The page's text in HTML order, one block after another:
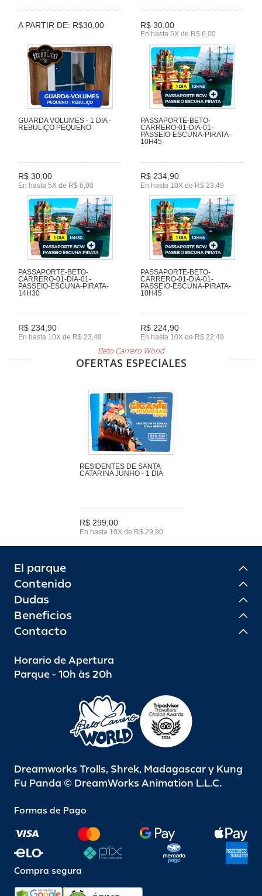
A PARTIR DE: R$30,00 R$ 30,00
En hasta 5X de R$ 6,00
GUARDA VOLUMES - 1 DIA -
REBULIÇO PEQUENO
R$ 30,00
En hasta 5X de R$ 6,00
PASSAPORTE-BETO-
CARRERO-01-DIA-01-
PASSEIO-ESCUNA-PIRATA-
10H45
R$ 234,90
En hasta 10X de R$ 23,49
PASSAPORTE-BETO-
CARRERO-01-DIA-01-
PASSEIO-ESCUNA-PIRATA-
14H30
R$ 234,90
En hasta 10X de R$ 23,49
PASSAPORTE-BETO-
CARRERO-01-DIA-01-
PASSEIO-ESCUNA-PIRATA-
10H45
R$ 224,90
En hasta 10X de R$ 22,49
Beto Carrero World
OFERTAS ESPECIALES
RESIDENTES DE SANTA
CATARINA JUNHO - 1 DIA
R$ 299,00
En hasta 10X de R$ 29,90
El parque
Contenido
Dudas
Beneficios
Contacto
Horario de Apertura
Parque - 10h às 20h
Dreamworks Trolls, Shrek, Madagascar y Kung
Fu Panda © DreamWorks Animation L.L.C.
Formas de Pago
Compra segura